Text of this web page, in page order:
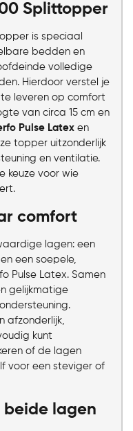
Splittopper
is speciaal
bedden en
volledige
Hierdoor verstel je
leveren op comfort
van circa 15 cm en
Pulse Latex en
topper uitzonderlijk
en ventilatie.
keuze voor wie
comfort
lagen: een
een soepele,
Pulse Latex. Samen
gelijkmatige
afzonderlijk,
kunt
of de lagen
voor een steviger of
lagen